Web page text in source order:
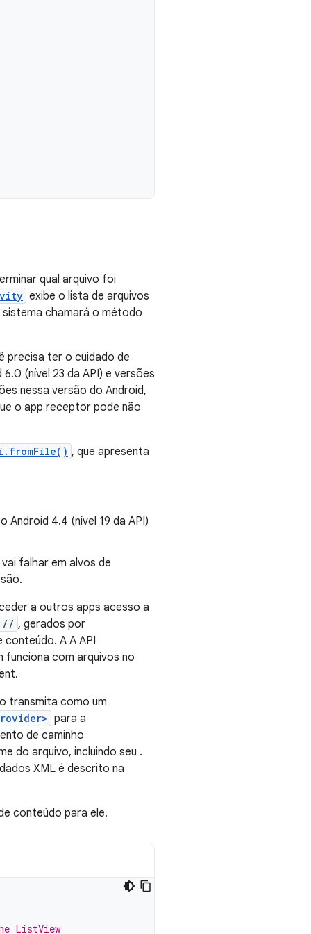
qual arquivo foi
exibe o lista de arquivos
sistema chamará o método
precisa ter o cuidado de
(nível 23 da API) e versões
nessa versão do Android,
o app receptor pode não
, que apresenta
Android 4.4 (nível 19 da API)
vai falhar em alvos de
a outros apps acesso a
, gerados por
A A API
funciona com arquivos no
transmita como um
para a
de caminho
do arquivo, incluindo seu .
XML é descrito na
conteúdo para ele.
ListView